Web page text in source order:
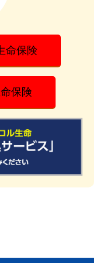
命保険
保険